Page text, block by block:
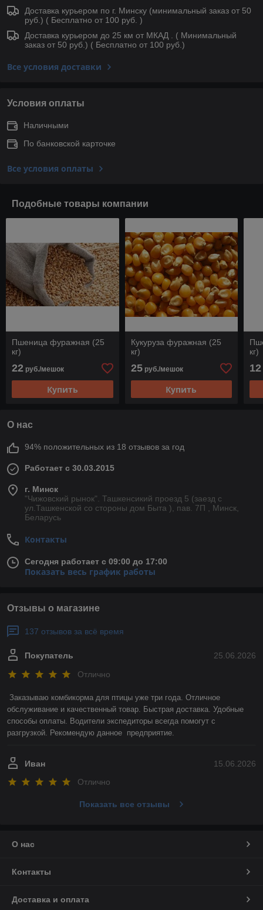
Доставка курьером по г. Минску (минимальный заказ от 50
руб.) ( Бесплатно от 100 руб. )
Доставка курьером до 25 км от МКАД . ( Минимальный
заказ от 50 руб.) ( Бесплатно от 100 руб.)
Все условия доставки
Условия оплаты
Наличными
По банковской карточке
Все условия оплаты
Подобные товары компании
Пшеница фуражная (25
кг)
22 руб./мешок
Купить
Кукуруза фуражная (25
кг)
25руб./мешок
Купить
кг)
12
О нас
94% положительных из 18 отзывов за год
Работает с 30.03.2015
г. Минск
"Чижовский рынок". Ташкенсикий проезд 5 (заезд с
ул.Ташкенской со стороны дом Быта ), пав. 7П , Минск,
Беларусь
Контакты
Сегодня работает с 09:00 до 17:00
Показать весь график работы
Отзывы о магазине
137 отзывов за всё время
25.06.2026
Покупатель
Отлично
Заказываю комбикорма для птицы уже три года. Отличное
обслуживание и качественный товар. Быстрая доставка. Удобные
способы оплаты. Водители экспедиторы всегда помогут с
разгрузкой. Рекомендую данное  предприятие.
15.06.2026
Иван
Отлично
Показать все отзывы
О нас
Контакты
Доставка и оплата